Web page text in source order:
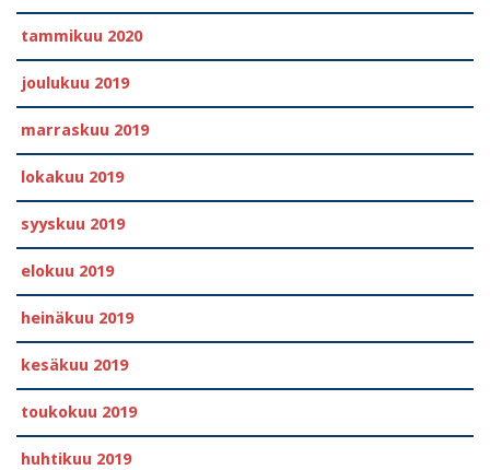
tammikuu 2020
joulukuu 2019
marraskuu 2019
lokakuu 2019
syyskuu 2019
elokuu 2019
heinäkuu 2019
kesäkuu 2019
toukokuu 2019
huhtikuu 2019